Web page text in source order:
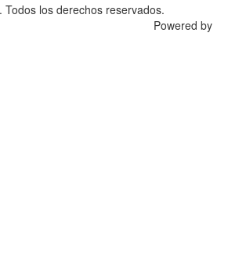
los derechos reservados.
Powered by